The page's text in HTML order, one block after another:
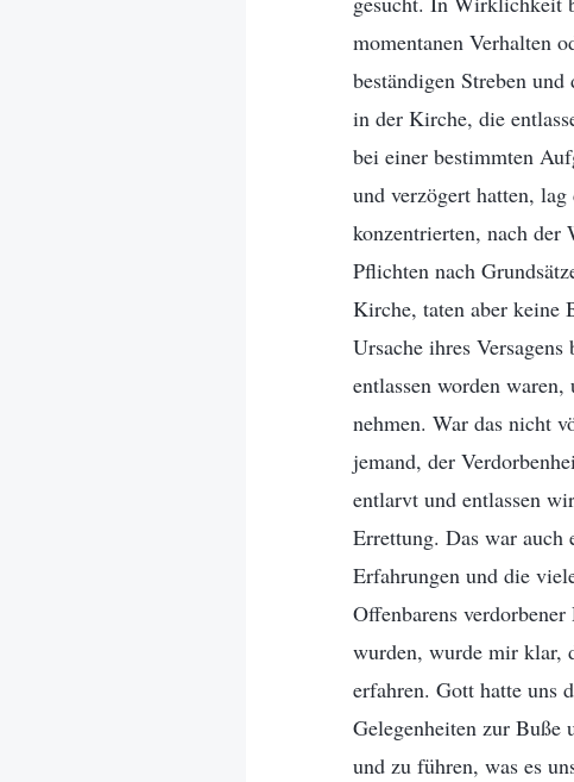
momentanen Verhalten
beständigen Streben
in der Kirche, die
bei einer bestimmten
und verzögert hatten,
konzentrierten, nach
Pflichten nach
Kirche, taten aber keine
Ursache ihres
entlassen worden
nehmen. War das nicht
jemand, der
entlarvt und entlassen
Errettung. Das war auch
Erfahrungen und die
Offenbarens
wurden, wurde mir klar,
erfahren. Gott hatte uns
Gelegenheiten zur Buße
und zu führen, was es